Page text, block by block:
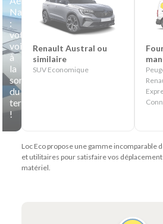
Nantes
:
votre
voiture
à
la
sortie
du
terminal
!
Renault Austral ou
similaire
SUV Economique
Loc Eco propose une gamme incomparable
et utilitaires pour satisfaire vos
matériel.